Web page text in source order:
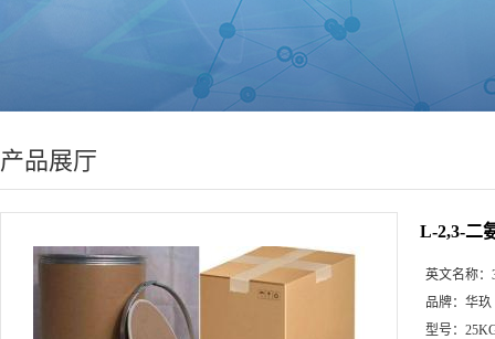
产品展厅
L-2,3-二
英文名称：
品牌： 华玖
型号：